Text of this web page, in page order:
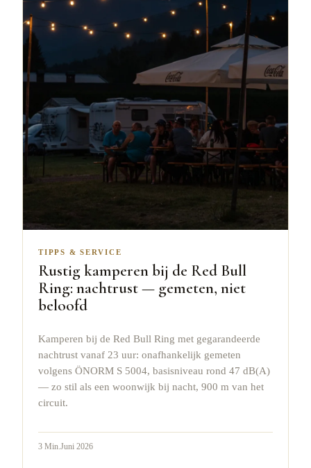
TIPPS & SERVICE
Rustig kamperen bij de Red Bull
Ring: nachtrust — gemeten, niet
beloofd
Kamperen bij de Red Bull Ring met gegarandeerde
nachtrust vanaf 23 uur: onafhankelijk gemeten
volgens ÖNORM S 5004, basisniveau rond 47 dB(A)
— zo stil als een woonwijk bij nacht, 900 m van het
circuit.
3 Min.Juni 2026